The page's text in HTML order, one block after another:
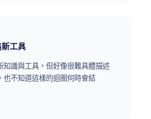
工具
知識與工具，但好像很難具體描述
也不知道這樣的迴圈何時會結